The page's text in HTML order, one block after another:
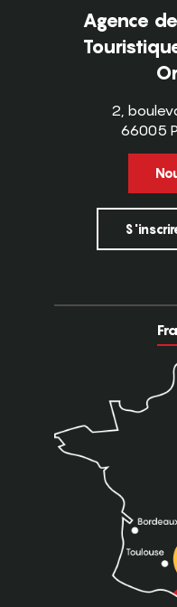
Agence
2,
66005